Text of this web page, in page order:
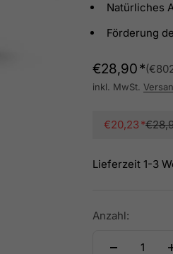
Natürliches
Förderung
Angebot
€28,90
inkl. MwSt.
Angebot
€20,23
Lieferzeit 1-3
Anzahl: